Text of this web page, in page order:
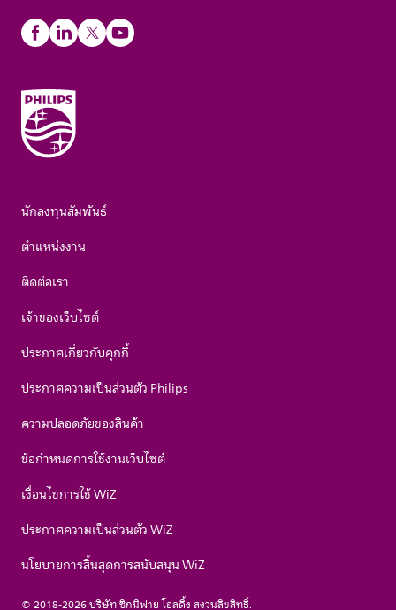
นักลงทุนสัมพันธ์
ตำแหน่งงาน
ติดต่อเรา
เจ้าของเว็บไซต์
ประกาศเกี่ยวกับคุกกี้
ประกาศความเป็นส่วนตัว Philips
ความปลอดภัยของสินค้า
ข้อกำหนดการใช้งานเว็บไซต์
เงื่อนไขการใช้ WiZ
ประกาศความเป็นส่วนตัว WiZ
นโยบายการสิ้นสุดการสนับสนุน WiZ
© 2018-2026 บริษัท ซิกนิฟาย โฮลดิ้ง สงวนลิขสิทธิ์.